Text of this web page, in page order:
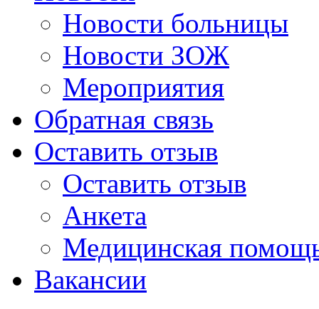
Новости больницы
Новости ЗОЖ
Мероприятия
Обратная связь
Оставить отзыв
Оставить отзыв
Анкета
Медицинская
Вакансии